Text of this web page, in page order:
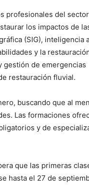
profesionales del
los impactos de
(SIG), inteligencia
y la
gestión de emergencias
restauración fluvial.
buscando que al
Las formaciones
y de
que las primeras
hasta el 27 de